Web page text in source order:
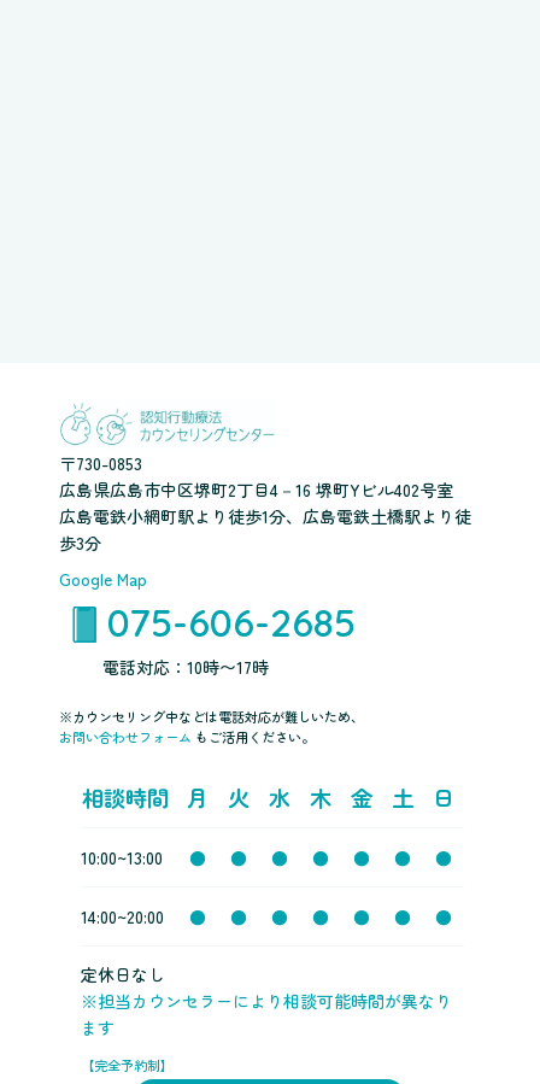
〒730-0853
広島県広島市中区堺町2丁目4－16 堺町Yビル402号室
広島電鉄小網町駅より徒歩1分、広島電鉄土橋駅より徒
歩3分
Google Map
075-606-2685
電話対応：10時〜17時
※カウンセリング中などは電話対応が難しいため、
お問い合わせフォーム もご活用ください。
相談時間 月 火 水 木 金 土 日
10:00~13:00 ● ● ● ● ● ● ●
14:00~20:00 ● ● ● ● ● ● ●
定休日なし
※担当カウンセラーにより相談可能時間が異なり
ます
【完全予約制】